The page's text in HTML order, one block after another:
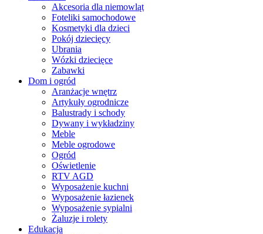
Akcesoria dla niemowląt
Foteliki samochodowe
Kosmetyki dla dzieci
Pokój dziecięcy
Ubrania
Wózki dziecięce
Zabawki
Dom i ogród
Aranżacje wnętrz
Artykuły ogrodnicze
Balustrady i schody
Dywany i wykładziny
Meble
Meble ogrodowe
Ogród
Oświetlenie
RTV AGD
Wyposażenie kuchni
Wyposażenie łazienek
Wyposażenie sypialni
Żaluzje i rolety
Edukacja